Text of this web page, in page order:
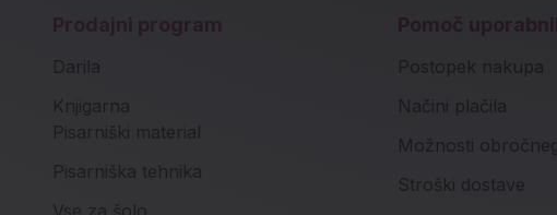
Prodajni program
Darila
Knjigarna
Pisarniški material
Pisarniška tehnika
Vse za šolo
Pomoč
Postopek nakupa
Načini plačila
Možnosti
Stroški dostave